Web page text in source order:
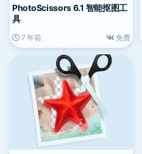
PhotoScissors 6.1 智能抠图工
具
7 年前 免费